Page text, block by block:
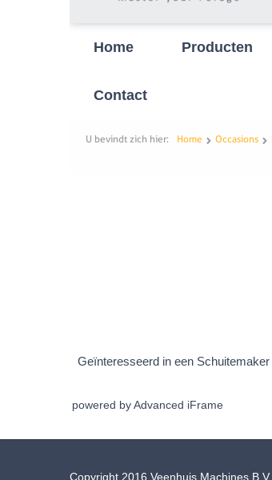
powered by Advanced iFrame
Copyright 2016 Veenhuis Machines B.V.